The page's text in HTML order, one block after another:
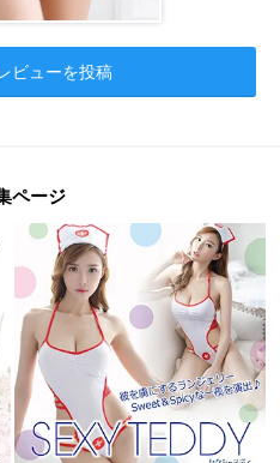
ビューを投稿
ページ